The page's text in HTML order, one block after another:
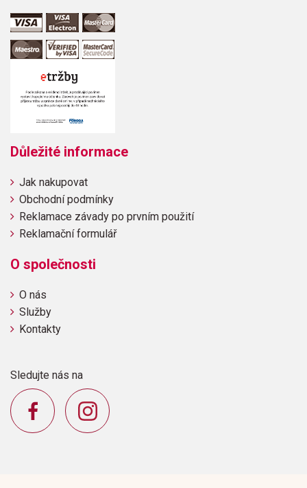
Důležité informace
Jak nakupovat
Obchodní podmínky
Reklamace závady po prvním použití
Reklamační formulář
O společnosti
O nás
Služby
Kontakty
Sledujte nás na